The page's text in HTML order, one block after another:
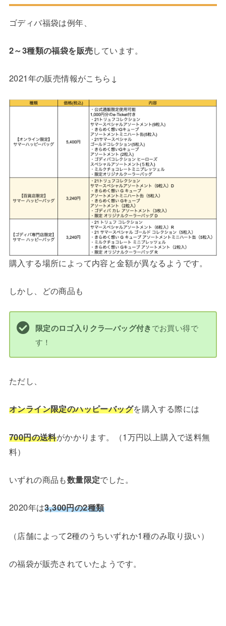
ゴディバ福袋は例年、
2～3種類の福袋を販売しています。
2021年の販売情報がこちら↓
購入する場所によって内容と金額が異なるようです。
しかし、どの商品も
限定のロゴ入りクラ―バッグ付きでお買い得で
す！
ただし、
オンライン限定のハッピーバッグを購入する際には
700円の送料がかかります。（1万円以上購入で送料無
料）
いずれの商品も数量限定でした。
2020年は3,300円の2種類
（店舗によって2種のうちいずれか1種のみ取り扱い）
の福袋が販売されていたようです。